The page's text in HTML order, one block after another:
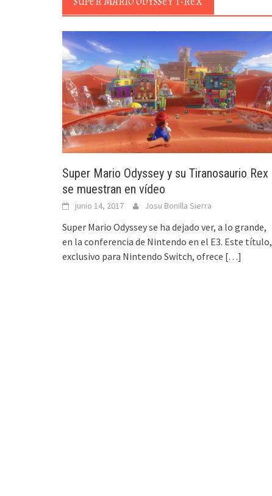
Super Mario Odyssey y su Tiranosaurio Rex
se muestran en vídeo
junio 14, 2017 Josu Bonilla Sierra
Super Mario Odyssey se ha dejado ver, a lo grande,
en la conferencia de Nintendo en el E3. Este título,
exclusivo para Nintendo Switch, ofrece […]